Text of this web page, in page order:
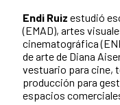
Endi Ruiz estudió
(EMAD), artes
cinematográfica
de arte de Diana
vestuario para cine,
producción para
espacios